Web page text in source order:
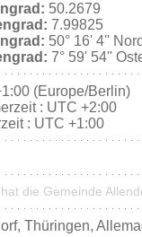
50.2679
7.99825
50° 16' 4''
7° 59' 54''
(Europe/Berlin)
: UTC +2:00
: UTC +1:00
die Gemeinde
Thüringen,